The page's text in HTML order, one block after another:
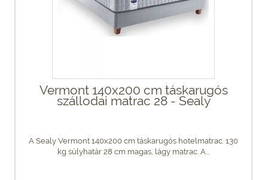
Vermont 140x200 cm táskarugós
szállodai matrac 28 - Sealy
A Sealy Vermont 140x200 cm táskarugós hotelmatrac. 130
kg súlyhatár 28 cm magas, lágy matrac. A...